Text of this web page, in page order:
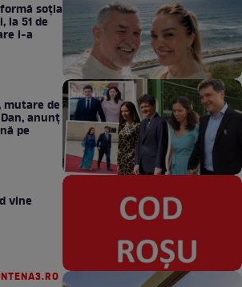
soţia
la 51 de
l-a
anunţ
pe
vine